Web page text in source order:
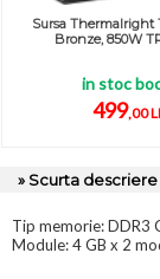
Sursa Thermalright
Bronze, 850W
in stoc
499,00
» Scurta descriere
Tip memorie: DDR3
Module: 4 GB x 2